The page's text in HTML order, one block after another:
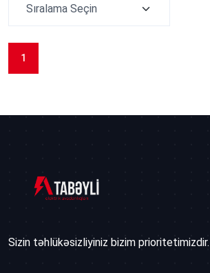
1
Sizin təhlükəsizliyiniz bizim prioritetimizdir.